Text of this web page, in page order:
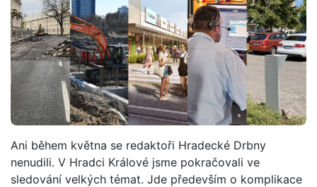
Ani během května se redaktoři Hradecké Drbny
nenudili. V Hradci Králové jsme pokračovali ve
sledování velkých témat. Jde především o komplikace